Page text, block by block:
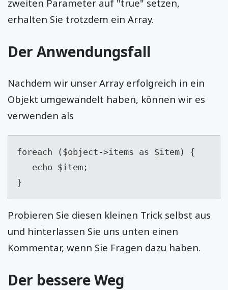
zweiten Parameter auf "true" setzen,
erhalten Sie trotzdem ein Array.
Der Anwendungsfall
Nachdem wir unser Array erfolgreich in ein
Objekt umgewandelt haben, können wir es
verwenden als
foreach ($object->items as $item) {
}
Probieren Sie diesen kleinen Trick selbst aus
und hinterlassen Sie uns unten einen
Kommentar, wenn Sie Fragen dazu haben.
Der bessere Weg